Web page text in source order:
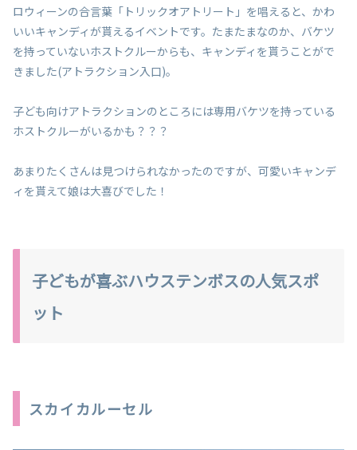
ロウィーンの合言葉「トリックオアトリート」を唱えると、かわ
いいキャンディが貰えるイベントです。たまたまなのか、バケツ
を持っていないホストクルーからも、キャンディを貰うことがで
きました(アトラクション入口)。
子ども向けアトラクションのところには専用バケツを持っている
ホストクルーがいるかも？？？
あまりたくさんは見つけられなかったのですが、可愛いキャンデ
ィを貰えて娘は大喜びでした！
子どもが喜ぶハウステンボスの人気スポ
ット
スカイカルーセル